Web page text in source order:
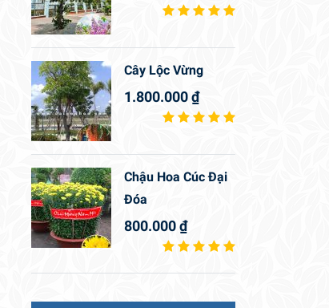
Cây Lộc Vừng
1.800.000₫
Chậu Hoa Cúc Đại
Đóa
800.000₫